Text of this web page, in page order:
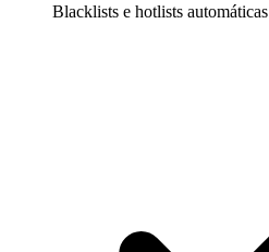
Blacklists e hotlists automáticas